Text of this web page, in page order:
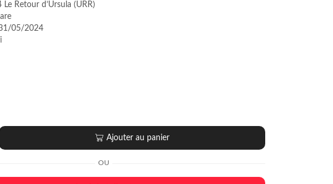
Retour d’Ursula (URR)
05/2024
Ajouter au panier
OU